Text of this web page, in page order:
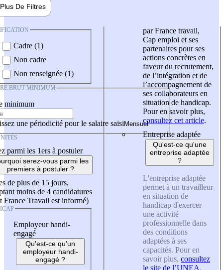
Plus De Filtres
Cadre (1)
Non cadre
Non renseignée (1)
BRUT MINIMUM
minimum
une périodicité pour le salaire saisi
parmi les 1ers à postuler
serez-vous parmi les
premiers à postuler ?
de plus de 15 jours,
moins de 4 candidatures
France Travail est informé)
Employeur handi-
engagé
Qu'est-ce qu'un
employeur handi-
engagé ?
par France travail,
Cap emploi et ses
partenaires pour ses
actions concrètes en
faveur du recrutement,
de l’intégration et de
l’accompagnement de
ses collaborateurs en
situation de handicap.
Pour en savoir plus,
consultez cet article.
Entreprise adaptée
Qu'est-ce qu'une
entreprise adaptée
?
L'entreprise adaptée
permet à un travailleur
en situation de
handicap d'exercer
une activité
professionnelle dans
des conditions
adaptées à ses
capacités. Pour en
savoir plus, consultez
le site de l’UNEA.